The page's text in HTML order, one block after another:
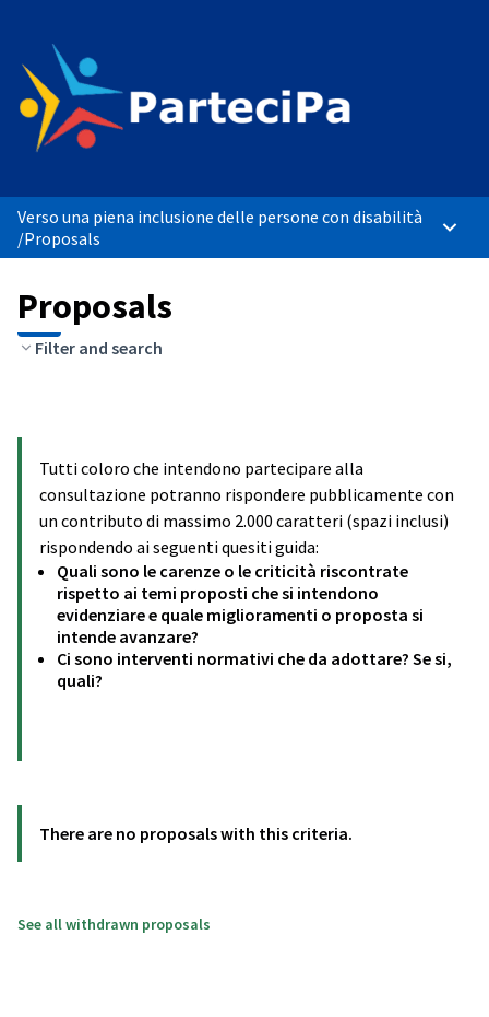
Verso una piena inclusione delle persone con disabilità
/Proposals Main
Proposals
Filter and search
Tutti coloro che intendono partecipare alla
consultazione potranno rispondere pubblicamente con
un contributo di massimo 2.000 caratteri (spazi inclusi)
rispondendo ai seguenti quesiti guida:
Quali sono le carenze o le criticità riscontrate
rispetto ai temi proposti che si intendono
evidenziare e quale miglioramenti o proposta si
intende avanzare?
Ci sono interventi normativi che da adottare? Se si,
quali?
There are no proposals with this criteria.
See all withdrawn proposals